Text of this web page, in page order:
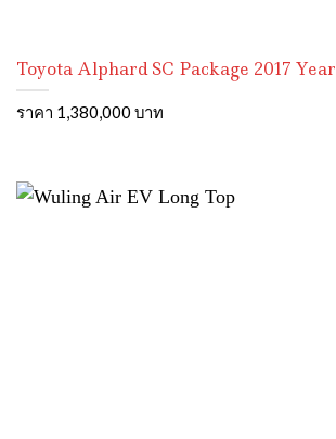
Toyota Alphard SC Package 2017 Year
ราคา 1,380,000 บาท